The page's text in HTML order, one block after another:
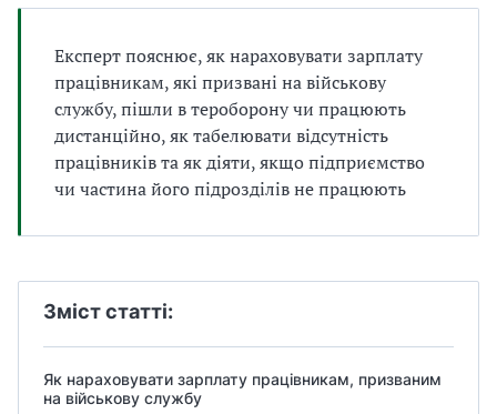
Експерт пояснює, як нараховувати зарплату
працівникам, які призвані на військову
службу, пішли в тероборону чи працюють
дистанційно, як табелювати відсутність
працівників та як діяти, якщо підприємство
чи частина його підрозділів не працюють
Зміст статті:
Як нараховувати зарплату працівникам, призваним
на військову службу